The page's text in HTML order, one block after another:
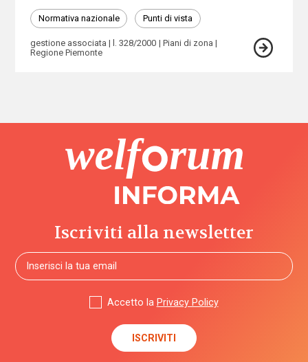
Normativa nazionale Punti di vista
gestione associata l. 328/2000
Piani di zona
Regione Piemonte
Iscriviti alla newsletter
Accetto la Privacy Policy